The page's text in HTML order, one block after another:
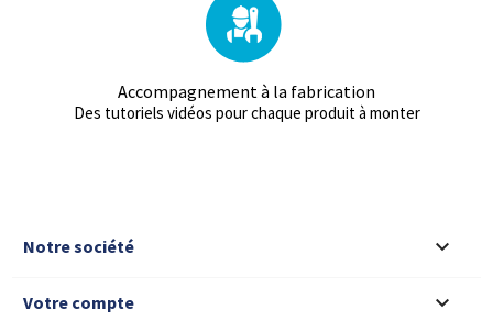
Accompagnement à la fabrication
Des tutoriels vidéos pour chaque produit à monter
Notre société 
Votre compte 